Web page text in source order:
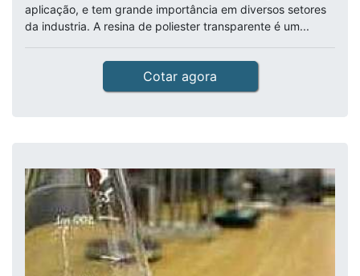
aplicação, e tem grande importância em diversos setores
da industria. A resina de poliester transparente é um...
Cotar agora